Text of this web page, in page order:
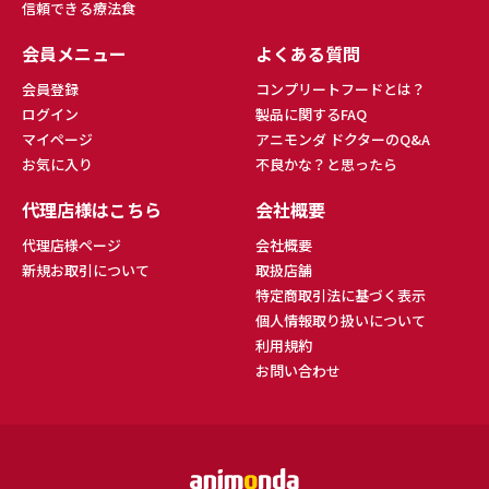
信頼できる療法食
会員メニュー
会員登録
ログイン
マイページ
お気に入り
よくある質問
コンプリートフードとは？
製品に関するFAQ
アニモンダ ドクターのQ&A
不良かな？と思ったら
代理店様はこちら
代理店様ページ
新規お取引について
会社概要
会社概要
取扱店舗
特定商取引法に基づく表示
個人情報取り扱いについて
利用規約
お問い合わせ